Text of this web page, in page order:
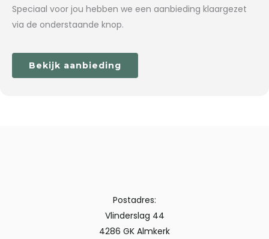
Speciaal voor jou hebben we een aanbieding klaargezet
via de onderstaande knop.
Bekijk aanbieding
Postadres:
Vlinderslag 44
4286 GK Almkerk